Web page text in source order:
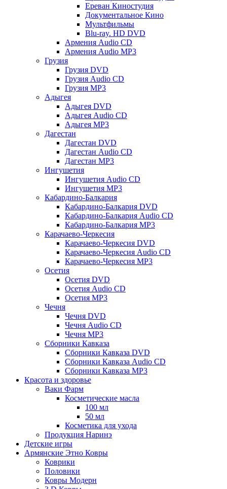
Ереван Киностудия
Документальное Кино
Мультфильмы
Blu-ray. HD DVD
Армения Audio CD
Армения Audio MP3
Грузия
Грузия DVD
Грузия Audio CD
Грузия MP3
Адыгея
Адыгея DVD
Адыгея Audio CD
Адыгея MP3
Дагестан
Дагестан DVD
Дагестан Audio CD
Дагестан MP3
Ингушетия
Ингушетия Audio CD
Ингушетия MP3
Кабардино-Балкария
Кабардино-Балкария DVD
Кабардино-Балкария Audio CD
Кабардино-Балкария MP3
Карачаево-Черкесия
Карачаево-Черкесия DVD
Карачаево-Черкесия Audio CD
Карачаево-Черкесия MP3
Осетия
Осетия DVD
Осетия Audio CD
Осетия MP3
Чечня
Чечня DVD
Чечня Audio CD
Чечня MP3
Сборники Кавказа
Сборники Кавказа DVD
Сборники Кавказа Audio CD
Сборники Кавказа MP3
Красота и здоровье
Ваки Фарм
Косметические масла
100 мл
50 мл
Косметика для ухода
Продукция Наринэ
Детские игры
Армянские Этно Ковры
Коврики
Половики
Ковры Модерн